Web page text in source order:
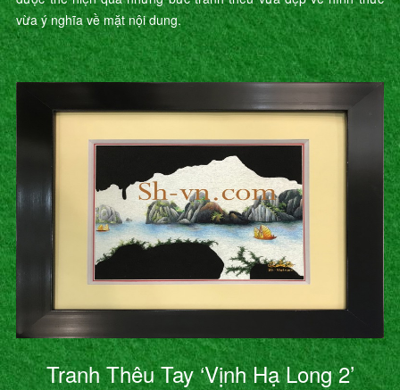
vừa ý nghĩa về mặt nội dung.
Tranh Thêu Tay ‘Vịnh Hạ Long 2’